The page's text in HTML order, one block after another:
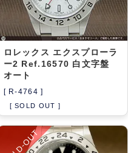
ロレックス エクスプローラ
ー2 Ref.16570 白文字盤
オート
[ R-4764 ]
[ SOLD OUT ]